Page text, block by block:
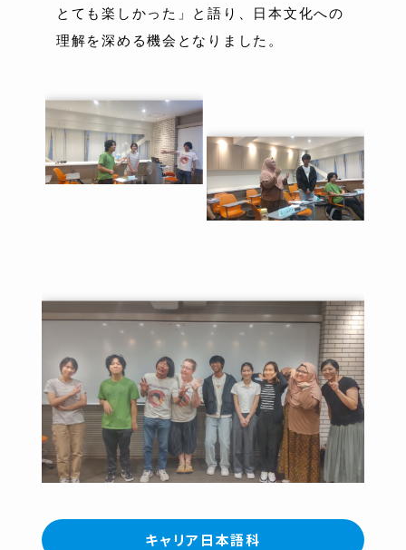
とても楽しかった」と語り、日本文化への
理解を深める機会となりました。
キャリア日本語科